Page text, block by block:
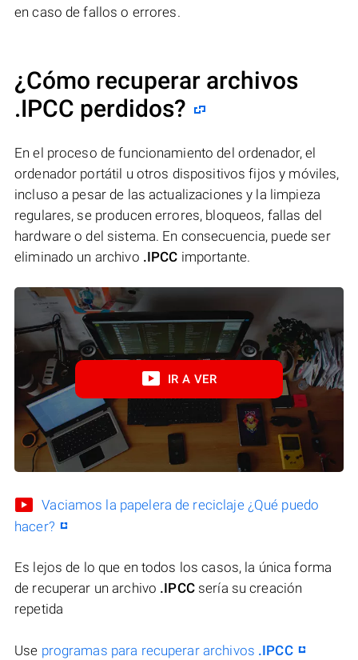
en caso de fallos o errores.
¿Cómo recuperar archivos
.IPCC perdidos?
En el proceso de funcionamiento del ordenador, el
ordenador portátil u otros dispositivos fijos y móviles,
incluso a pesar de las actualizaciones y la limpieza
regulares, se producen errores, bloqueos, fallas del
hardware o del sistema. En consecuencia, puede ser
eliminado un archivo .IPCC importante.
IR A VER
Vaciamos la papelera de reciclaje ¿Qué puedo
hacer?
Es lejos de lo que en todos los casos, la única forma
de recuperar un archivo .IPCCsería su creación
repetida
Use programas para recuperar archivos .IPCC